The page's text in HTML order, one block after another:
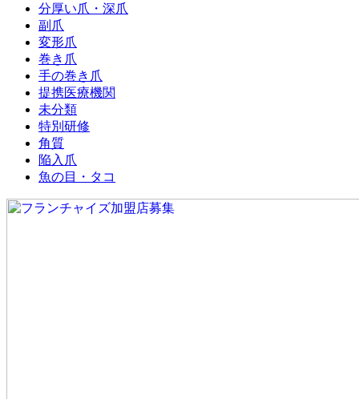
分厚い爪・深爪
副爪
変形爪
巻き爪
手の巻き爪
提携医療機関
未分類
特別研修
角質
陥入爪
魚の目・タコ